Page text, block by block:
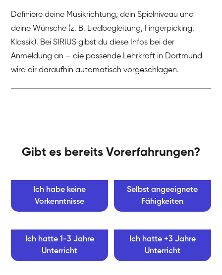
Definiere deine Musikrichtung, dein Spielniveau und
deine Wünsche (z. B. Liedbegleitung, Fingerpicking,
Klassik). Bei SIRIUS gibst du diese Infos bei der
Anmeldung an – die passende Lehrkraft in Dortmund
wird dir daraufhin automatisch vorgeschlagen.
Gibt es bereits Vorerfahrungen?
Ich habe keine
Vorkenntnisse
Selbst angeeignete
Fähigkeiten
Ich hatte 1-3 Jahre
Unterricht
Ich hatte +3 Jahre
Unterricht